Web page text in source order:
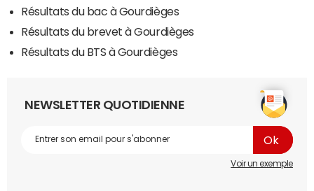
Résultats du bac à Gourdièges
Résultats du brevet à Gourdièges
Résultats du BTS à Gourdièges
NEWSLETTER QUOTIDIENNE
Voir un exemple